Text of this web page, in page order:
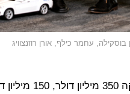
בוסקילה, עחמר כילף, אורן רוזנצוויג